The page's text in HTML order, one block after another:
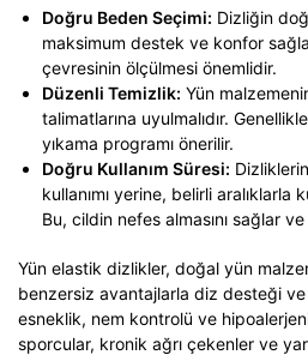
Doğru Beden Seçimi: Dizliğin
maksimum destek ve konfor
çevresinin ölçülmesi önemlidir.
Düzenli Temizlik: Yün
talimatlarına uyulmalıdır.
yıkama programı önerilir.
Doğru Kullanım Süresi:
kullanımı yerine, belirli aralıklarla
Bu, cildin nefes almasını sağlar
Yün elastik dizlikler, doğal yün
benzersiz avantajlarla diz desteği ve
esneklik, nem kontrolü ve
sporcular, kronik ağrı çekenler ve